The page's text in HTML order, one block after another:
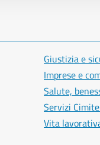
Giustizia e
Imprese e
Salute,
Servizi
Vita